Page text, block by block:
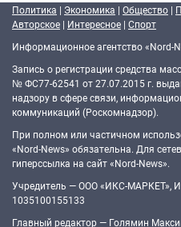
Политика | Экономика | Общество |
Авторское | Интересное | Спорт
Информационное агентство «Nord-
Запись о регистрации средства
№ ФС77-62541 от 27.07.2015 г.
надзору в сфере связи,
коммуникаций (Роскомнадзор).
При полном или частичном
«Nord-News» обязательна. Для
гиперссылка на сайт «Nord-News».
Учредитель — ООО «ИКС-МАРКЕТ»,
1035100155133
Главный редактор — Голямин